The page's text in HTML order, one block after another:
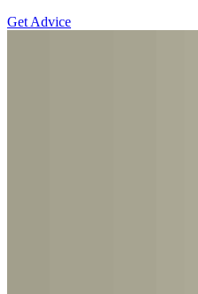
Get Advice